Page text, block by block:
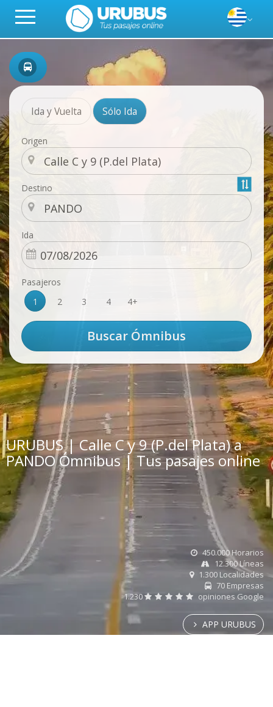
Ida y Vuelta Sólo Ida
Origen
Destino
Ida
Pasajeros
1
2 3 4 4+
URUBUS | Calle C y 9 (P.del Plata) a
PANDO Ómnibus | Tus pasajes online
450.000 Horarios
12.300 Líneas
1.300 Localidades
70 Empresas
1.230
opiniones Google
APP URUBUS